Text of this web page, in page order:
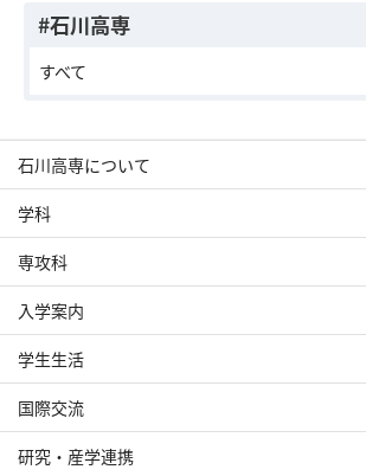
#石川高専
すべて
石川高専について
学科
専攻科
入学案内
学生生活
国際交流
研究・産学連携